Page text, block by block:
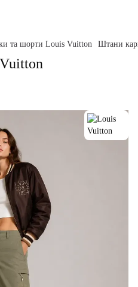
та шорти Louis Vuitton Штани